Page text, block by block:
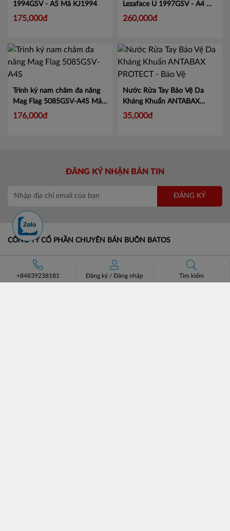
1994GSV - A5 Mã KJ1994
175,000đ
Lezaface U 1997GSV - A4 Mã
KJ1997
260,000đ
Trình ký nam châm đa năng
Mag Flag 5085GSV-A4S Mã
KJ5085
176,000đ
Nước Rửa Tay Bảo Vệ Da
Kháng Khuẩn ANTABAX
PROTECT - Bảo Vệ
35,000đ
ĐĂNG KÝ NHẬN BẢN TIN
ĐĂNG KÝ
CÔNG TY CỔ PHẦN CHUYÊN BÁN BUÔN BATOS
Trụ sở: Số 37 Lô A1 KĐT Đại Kim Định Công, Phường Định
Công, Hà Nội.
+84839238181 Đăng ký /Đăng nhập Tìm kiếm